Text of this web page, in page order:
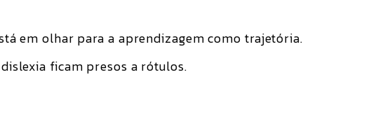
em olhar para a aprendizagem como trajetória.
ficam presos a rótulos.